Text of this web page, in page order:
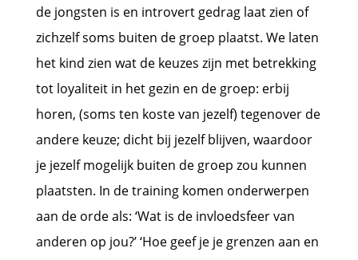
de jongsten is en introvert gedrag laat zien of
zichzelf soms buiten de groep plaatst. We laten
het kind zien wat de keuzes zijn met betrekking
tot loyaliteit in het gezin en de groep: erbij
horen, (soms ten koste van jezelf) tegenover de
andere keuze; dicht bij jezelf blijven, waardoor
je jezelf mogelijk buiten de groep zou kunnen
plaatsten. In de training komen onderwerpen
aan de orde als: ‘Wat is de invloedsfeer van
anderen op jou?’ ‘Hoe geef je je grenzen aan en